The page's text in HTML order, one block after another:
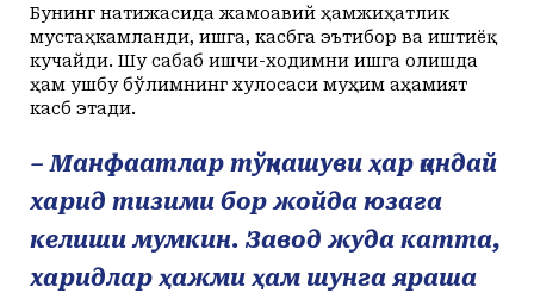
Бунинг натижасида жамоавий ҳамжиҳатлик
мустаҳкамланди, ишга, касбга эътибор ва иштиёқ
кучайди. Шу сабаб ишчи-ходимни ишга олишда
ҳам ушбу бўлимнинг хулосаси муҳим аҳамият
касб этади.
– Манфаатлар тўқнашуви ҳар қандай
харид тизими бор жойда юзага
келиши мумкин. Завод жуда катта,
харидлар ҳаж­ми ҳам шунга яраша